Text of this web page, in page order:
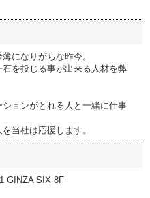
になりがちな昨今。
を投じる事が出来る人材を弊
ョンがとれる人と一緒に仕事
当社は応援します。
GINZA SIX 8F